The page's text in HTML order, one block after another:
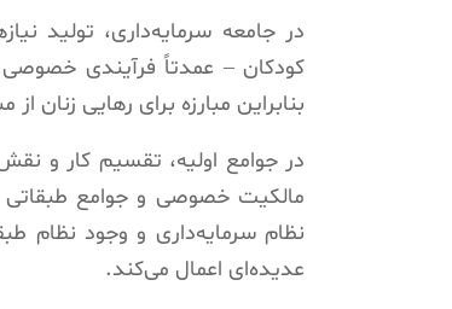
در جامعه سرمایه‌داری، تولید
کودکان – عمدتاً فرآیندی
بنابراین مبارزه برای رهایی زنان
در جوامع اولیه، تقسیم کار و
مالکیت خصوصی و جوامع
نظام سرمایه‌داری و وجود نظام
عدیده‌ای اعمال می‌کند.